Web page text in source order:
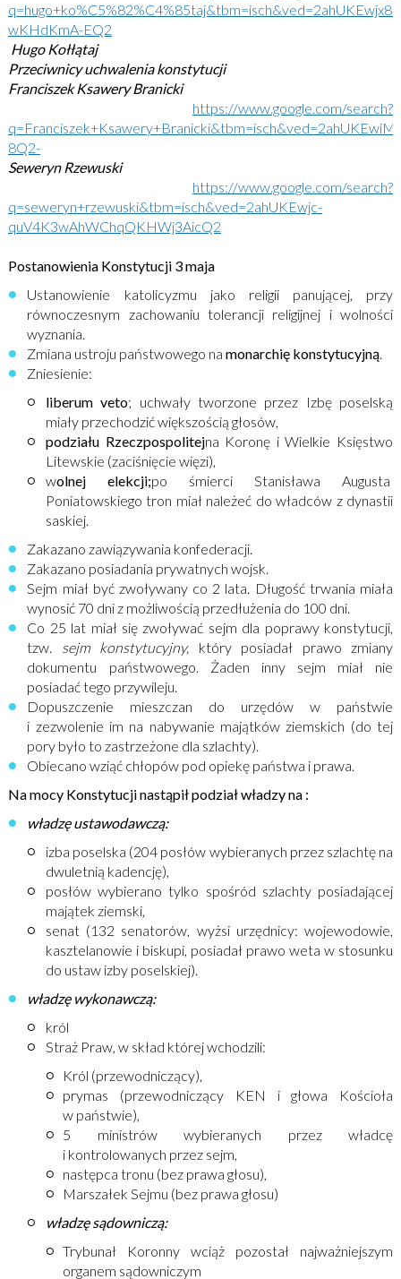
wKHdKmA-EQ2
Hugo Kołłątaj
Przeciwnicy uchwalenia konstytucji
Franciszek Ksawery Branicki
https://www.google.com/search?
8Q2-
Seweryn Rzewuski
https://www.google.com/search?
q=seweryn+rzewuski&tbm=isch&ved=2ahUKEwjc-
quV4K3wAhWChqQKHWj3AicQ2
Postanowienia Konstytucji 3 maja
Ustanowienie katolicyzmu jako religii panującej, przy
równoczesnym zachowaniu tolerancji religijnej i wolności
wyznania.
Zmiana ustroju państwowego namonarchię konstytucyjną.
Zniesienie:
liberum veto; uchwały tworzone przez Izbę poselską
miały przechodzić większością głosów,
podziału Rzeczpospolitejna Koronę i Wielkie Księstwo
Litewskie (zaciśnięcie więzi),
wolnej elekcji;po śmierci Stanisława Augusta
Poniatowskiego tron miał należeć do władców z dynastii
saskiej.
Zakazano zawiązywania konfederacji.
Zakazano posiadania prywatnych wojsk.
Sejm miał być zwoływany co 2 lata. Długość trwania miała
wynosić 70 dni z możliwością przedłużenia do 100 dni.
Co 25 lat miał się zwoływać sejm dla poprawy konstytucji,
tzw. sejm konstytucyjny, który posiadał prawo zmiany
dokumentu państwowego. Żaden inny sejm miał nie
posiadać tego przywileju.
Dopuszczenie mieszczan do urzędów w państwie
i zezwolenie im na nabywanie majątków ziemskich (do tej
pory było to zastrzeżone dla szlachty).
Obiecano wziąć chłopów pod opiekę państwa i prawa.
Na mocy Konstytucji nastąpił podział władzy na :
władzę ustawodawczą:
izba poselska (204 posłów wybieranych przez szlachtę na
dwuletnią kadencję),
posłów wybierano tylko spośród szlachty posiadającej
majątek ziemski,
senat (132 senatorów, wyżsi urzędnicy: wojewodowie,
kasztelanowie i biskupi, posiadał prawo weta w stosunku
do ustaw izby poselskiej).
władzę wykonawczą:
król
Straż Praw, w skład której wchodzili:
Król (przewodniczący),
prymas (przewodniczący KEN i głowa Kościoła
w państwie),
5 ministrów wybieranych przez władcę
i kontrolowanych przez sejm,
następca tronu (bez prawa głosu),
Marszałek Sejmu (bez prawa głosu)
władzę sądowniczą:
Trybunał Koronny wciąż pozostał najważniejszym
organem sądowniczym